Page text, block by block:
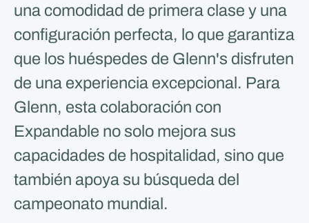
una comodidad de primera clase y una
configuración perfecta, lo que garantiza
que los huéspedes de Glenn's disfruten
de una experiencia excepcional. Para
Glenn, esta colaboración con
Expandable no solo mejora sus
capacidades de hospitalidad, sino que
también apoya su búsqueda del
campeonato mundial.